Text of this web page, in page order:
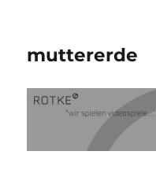
muttererde